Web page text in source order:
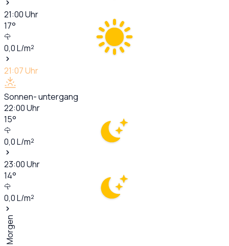
21:00Uhr
17°
0,0L/m²
21:07Uhr
Sonnen- untergang
22:00Uhr
15°
0,0L/m²
23:00Uhr
14°
0,0L/m²
Morgen